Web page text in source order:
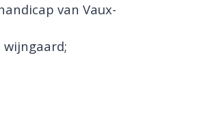
van Vaux-